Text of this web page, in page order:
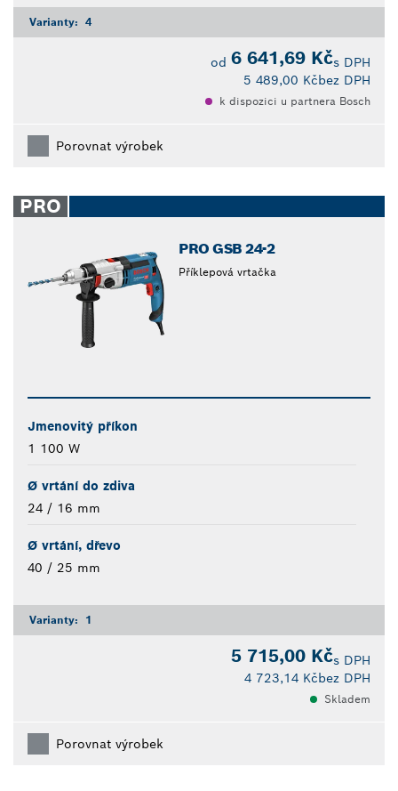
Varianty: 4
od 6 641,69 Kčs DPH
5 489,00 Kčbez DPH
k dispozici u partnera Bosch
Porovnat výrobek
PRO
PRO GSB 24-2
Příklepová vrtačka
Jmenovitý příkon
1 100 W
Ø vrtání do zdiva
24 / 16 mm
Ø vrtání, dřevo
40 / 25 mm
Varianty: 1
5 715,00 Kčs DPH
4 723,14 Kčbez DPH
Skladem
Porovnat výrobek